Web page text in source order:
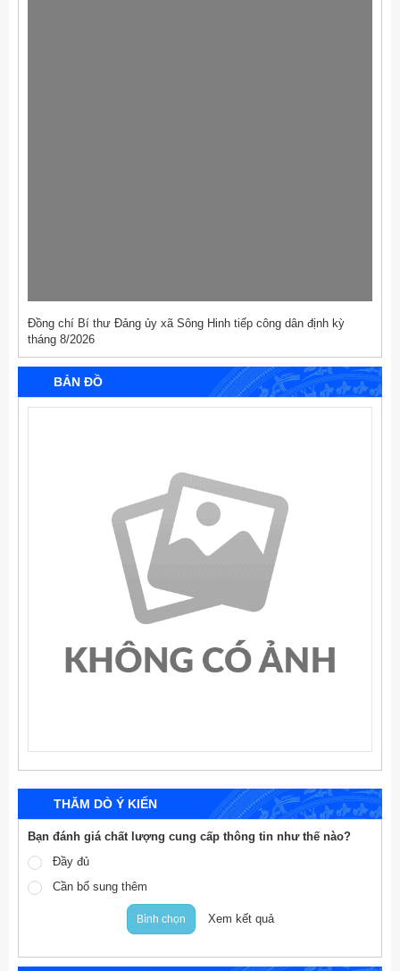
Đồng chí Bí thư Đảng ủy xã Sông Hinh tiếp công dân định kỳ
tháng 8/2026
BẢN ĐỒ
THĂM DÒ Ý KIẾN
Bạn đánh giá chất lượng cung cấp thông tin như thế nào?
Đầy đủ
Cần bổ sung thêm
Bình chọn Xem kết quả